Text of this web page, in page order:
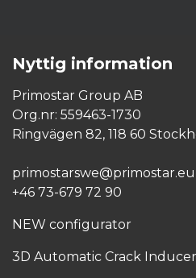
Nyttig information
Primostar Group AB
Org.nr: 559463-1730
Ringvägen 82, 118 60
primostarswe@primostar.eu​
+46 73-679 72 90
NEW configurator
3D Automatic Crack